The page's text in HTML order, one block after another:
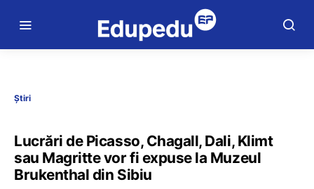
Știri
Lucrări de Picasso, Chagall, Dali, Klimt
sau Magritte vor fi expuse la Muzeul
Brukenthal din Sibiu